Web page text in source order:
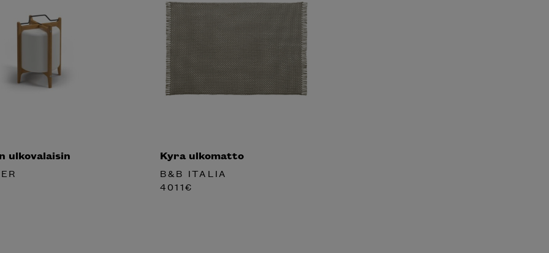
ulkovalaisin Kyra ulkomatto
B&B ITALIA
4011€